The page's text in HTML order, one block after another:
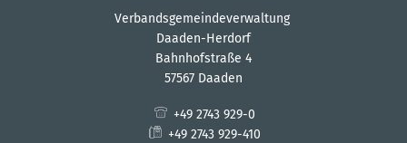
Verbandsgemeindeverwaltung
Daaden-Herdorf
Bahnhofstraße 4
57567 Daaden
+49 2743 929-0
+49 2743 929-410